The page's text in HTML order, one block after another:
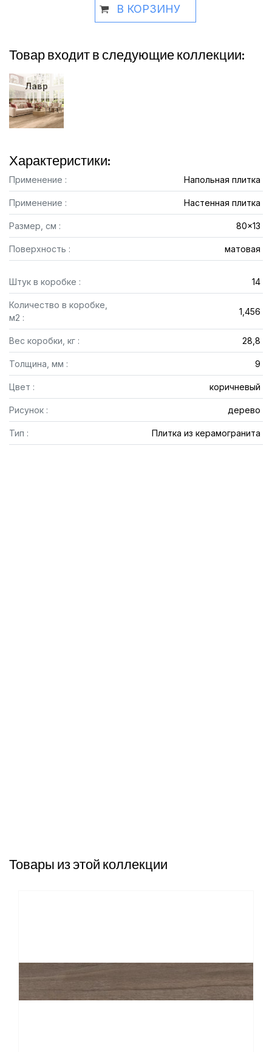
В КОРЗИНУ
Товар входит в следующие коллекции:
Лавр
Характеристики:
Применение : Напольная плитка
Применение : Настенная плитка
Размер, см : 80x13
Поверхность : матовая
Штук в коробке : 14
Количество в коробке,
м2 :
1,456
Вес коробки, кг : 28,8
Толщина, мм : 9
Цвет : коричневый
Рисунок : дерево
Тип : Плитка из керамогранита
Товары из этой коллекции